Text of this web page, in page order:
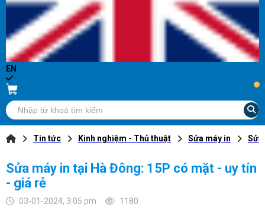
EN
...
Tin tức Kinh nghiệm - Thủ thuật Sửa máy in Sửa
Sửa máy in tại Hà Đông: 15P có mặt - uy tín
- giá rẻ
03-01-2024, 3:05 pm 1180